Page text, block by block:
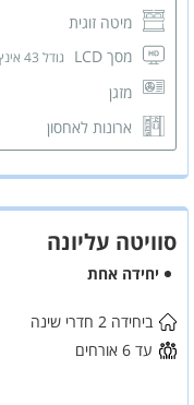
מיטה זוגית
מסך LCD
גודל 43 אינץ'
מזגן
ארונות לאחסון
סוויטה עליונה
יחידה אחת
ביחידה 2 חדרי שינה
עד 6 אורחים